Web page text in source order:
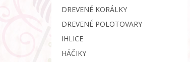
DREVENÉ KORÁLKY
DREVENÉ POLOTOVARY
IHLICE
HÁČIKY